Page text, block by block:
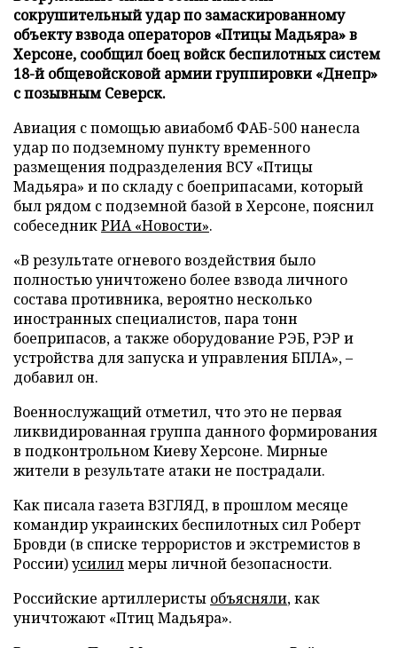
сокрушительный удар по замаскированному
объекту взвода операторов «Птицы Мадьяра» в
Херсоне, сообщил боец войск беспилотных систем
18-й общевойсковой армии группировки «Днепр»
с позывным Северск.
Авиация с помощью авиабомб ФАБ-500 нанесла
удар по подземному пункту временного
размещения подразделения ВСУ «Птицы
Мадьяра» и по складу с боеприпасами, который
был рядом с подземной базой в Херсоне, пояснил
собеседникРИА «Новости».
«В результате огневого воздействия было
полностью уничтожено более взвода личного
состава противника, вероятно несколько
иностранных специалистов, пара тонн
боеприпасов, а также оборудование РЭБ, РЭР и
устройства для запуска и управления БПЛА», –
добавил он.
Военнослужащий отметил, что это не первая
ликвидированная группа данного формирования
в подконтрольном Киеву Херсоне. Мирные
жители в результате атаки не пострадали.
Как писала газета ВЗГЛЯД, в прошлом месяце
командир украинских беспилотных сил Роберт
Бровди (в списке террористов и экстремистов в
России)усилилмеры личной безопасности.
Российские артиллеристы объясняли, как
уничтожают «Птиц Мадьяра».